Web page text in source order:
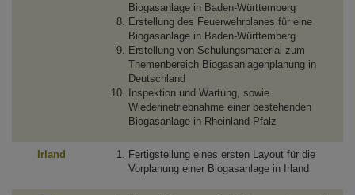
Biogasanlage in Baden-Württemberg
Erstellung des Feuerwehrplanes für eine
Biogasanlage in Baden-Württemberg
Erstellung von Schulungsmaterial zum
Themenbereich Biogasanlagenplanung in
Deutschland
Inspektion und Wartung, sowie
Wiederinetriebnahme einer bestehenden
Biogasanlage in Rheinland-Pfalz
Irland
Fertigstellung eines ersten Layout für die
Vorplanung einer Biogasanlage in Irland